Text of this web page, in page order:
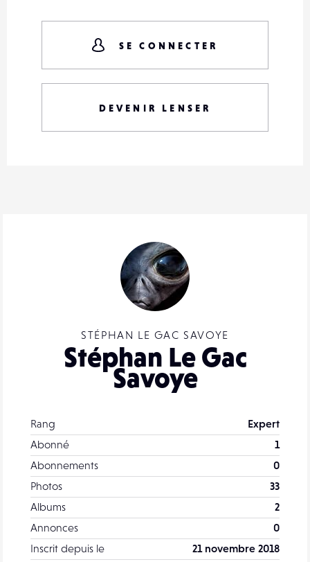
STÉPHAN LE GAC SAVOYE
Stéphan Le Gac
Savoye
Rang
Expert
Abonné
1
Abonnements
0
Photos
33
Albums
2
Annonces
0
Inscrit depuis le
21 novembre 2018
SE CONNECTER
DEVENIR LENSER